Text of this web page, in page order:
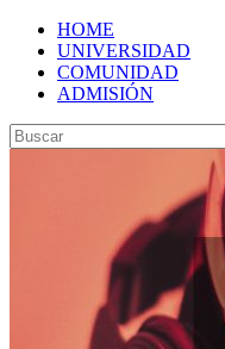
HOME
UNIVERSIDAD
COMUNIDAD
ADMISIÓN